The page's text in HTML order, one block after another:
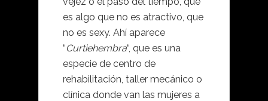
es algo que no es atractivo, que
no es sexy. Ahí aparece
“Curtiehembra“, que es una
especie de centro de
rehabilitación, taller mecánico o
clínica donde van las mujeres a